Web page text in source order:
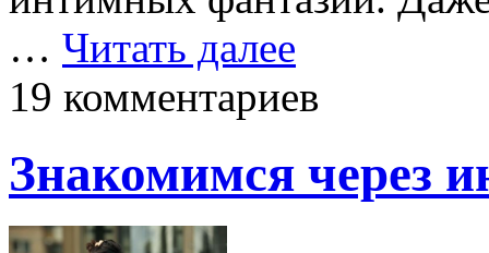
… Читать далее
19 комментариев
Знакомимся через